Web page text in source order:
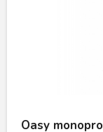
Oasy